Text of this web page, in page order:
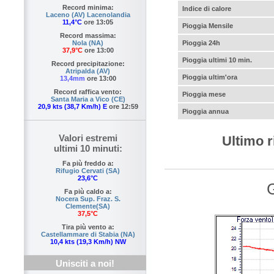
Record minima:
Laceno (AV) Lacenolandia
11,4°C ore 13:05
Record massima:
Nola (NA)
37,9°Core 13:00
Record precipitazione:
Atripalda (AV)
13,4mm ore 13:00
Record raffica vento:
Santa Maria a Vico (CE)
20,9 kts (38,7 Km/h) Eore 12:59
Valori estremi
ultimi 10 minuti:
Fa più freddo a:
Rifugio Cervati (SA)
23,6°C
Fa più caldo a:
Nocera Sup. Fraz. S.
Clemente(SA)
37,5°C
Tira più vento a:
Castellammare di Stabia (NA)
10,4 kts (19,3 Km/h) NW
Unisciti a noi!
Indice di calore
Pioggia Mensile
Pioggia 24h
Pioggia ultimi 10 min.
Pioggia ultim'ora
Pioggia mese
Pioggia annua
Ultimo